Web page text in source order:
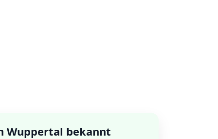
Wuppertal bekannt